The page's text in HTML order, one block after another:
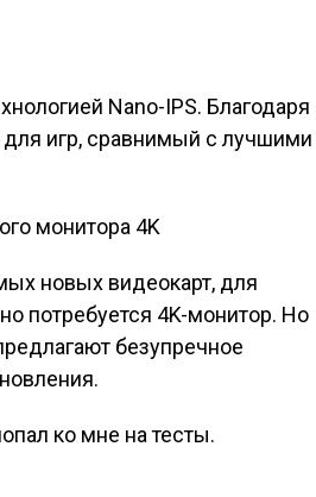
Nano-IPS. Благодаря
для игр, сравнимый с лучшими
новых видеокарт, для
потребуется 4K-монитор. Но
безупречное
ко мне на тесты.